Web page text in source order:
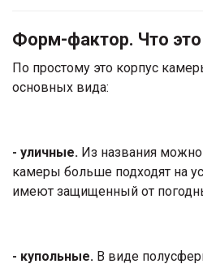
Форм-фактор. Что это
По простому это корпус
основных вида:
- уличные. Из названия
камеры больше подходят на
имеют защищенный от
- купольные. В виде